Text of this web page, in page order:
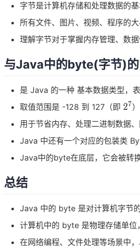
字节是计算机存储和处理数据的基
所有文件、图片、视频、程序的
理解字节对于掌握内存管理、数
与Java中的byte(字节)的
是 Java 的一种 基本数据类型，
取值范围是 -128 到 127（即 2^7
27）
用于节省内存、处理二进制数据
Java 中还有一个对应的包装类
Java中的byte在底层，它会被转
总结
Java 中的 byte 是对计算机字节
计算机中的 byte 是物理存储单位
在网络编程、文件处理等场景中